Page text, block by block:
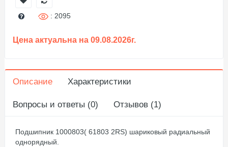
: 2095
Цена актуальна на 09.08.2026г.
Описание Характеристики
Вопросы и ответы (0) Отзывов (1)
Подшипник 1000803( 61803 2RS) шариковый радиальный
однорядный.